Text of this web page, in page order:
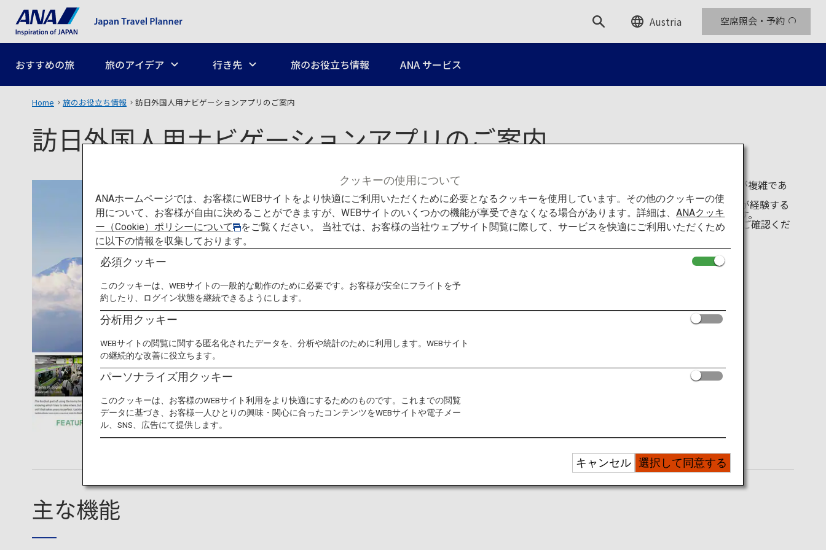
Austria 空席照会・予約
おすすめの旅 旅のアイデア 行き先 旅のお役立ち情報 ANA サービス
Home 旅のお役立ち情報 訪日外国人用ナビゲーションアプリのご案内
訪日外国人用ナビゲーションアプリのご案内
日本にはぜひ訪れたい魅力的な場所がたくさんあります。しかし交通網が複雑であ
るため、目的地までの交通手段がわかりづらい場合がよくあります。
「Japan Travel by NAVITIME」は、そのような海外からの旅行者の多くが経験する
問題を解決し、日本国内を快適に移動できるようサポートするアプリです。
詳しくは（英語ページ） Japan Travel by NAVITIME のウェブサイトをご確認くだ
さい。
主な機能
クッキーの使用について
ANAホームページでは、お客様にWEBサイトをより快適にご利用いただくために必要となるクッキーを使用しています。その他のクッキーの使
用について、お客様が自由に決めることができますが、WEBサイトのいくつかの機能が享受できなくなる場合があります。詳細は、ANAクッキ
ー（Cookie）ポリシーについて
をご覧ください。 当社では、お客様の当社ウェブサイト閲覧に際して、サービスを快適にご利用いただくため
に以下の情報を収集しております。
必須クッキー
このクッキーは、WEBサイトの一般的な動作のために必要です。お客様が安全にフライトを予
約したり、ログイン状態を継続できるようにします。
分析用クッキー
WEBサイトの閲覧に関する匿名化されたデータを、分析や統計のために利用します。WEBサイト
の継続的な改善に役立ちます。
パーソナライズ用クッキー
このクッキーは、お客様のWEBサイト利用をより快適にするためのものです。これまでの閲覧
データに基づき、お客様一人ひとりの興味・関心に合ったコンテンツをWEBサイトや電子メー
ル、SNS、広告にて提供します。
選択して同意する
キャンセル